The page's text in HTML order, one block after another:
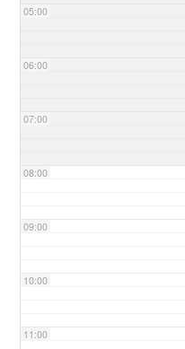
05:00
06:00
07:00
08:00
09:00
10:00
11:00